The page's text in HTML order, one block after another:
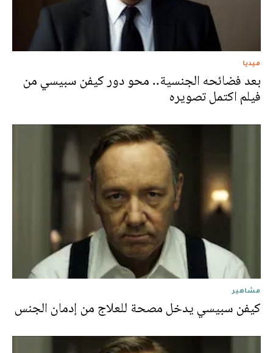
ميديا
بعد فضائحه الجنسية.. محو دور كيفن سبيسي من
فيلم اكتمل تصويره
مشاهير
كيفن سبيسي يدخل مصحة للعلاج من إدمان الجنس